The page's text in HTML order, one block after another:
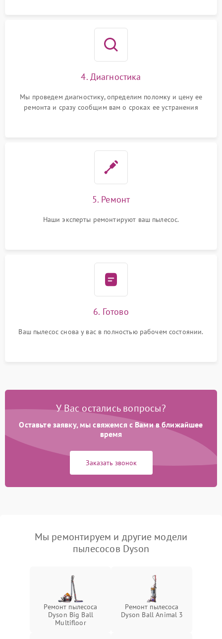
4. Диагностика
Мы проведем диагностику, определим поломку и цену ее
ремонта и сразу сообщим вам о сроках ее устранения
5. Ремонт
Наши эксперты ремонтируют ваш пылесос.
6. Готово
Ваш пылесос снова у вас в полностью рабочем состоянии.
У Вас остались вопросы?
Оставьте заявку, мы свяжемся с Вами в ближайшее
время
Заказать звонок
Мы ремонтируем и другие модели
пылесосов Dyson
Ремонт пылесоса
Dyson Big Ball
Multifloor
Ремонт пылесоса
Dyson Ball Animal 3